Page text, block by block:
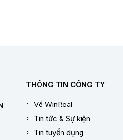
THÔNG TIN CÔNG TY
Về WinReal
Tin tức & Sự kiện
Tin tuyển dụng